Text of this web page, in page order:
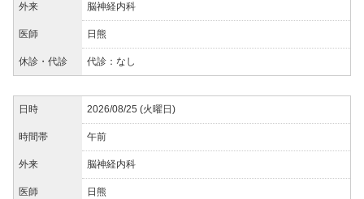
外来 脳神経内科
医師 日熊
休診・代診 代診：なし
日時 2026/08/25 (火曜日)
時間帯 午前
外来 脳神経内科
医師 日熊